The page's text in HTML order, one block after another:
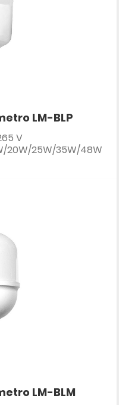
LM-BLP
V
20W/25W/35W/48W
LM-BLM